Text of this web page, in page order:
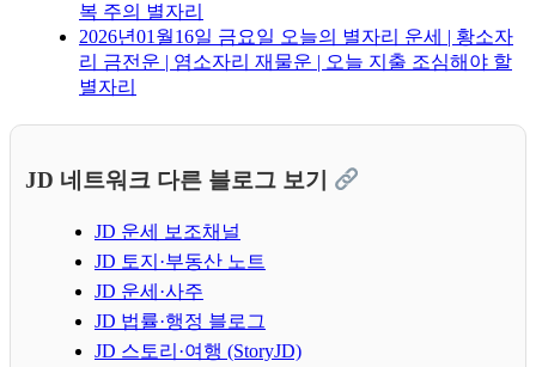
복 주의 별자리
2026년01월16일 금요일 오늘의 별자리 운세 | 황소자
리 금전운 | 염소자리 재물운 | 오늘 지출 조심해야 할
별자리
JD 네트워크 다른 블로그 보기
JD 운세 보조채널
JD 토지·부동산 노트
JD 운세·사주
JD 법률·행정 블로그
JD 스토리·여행 (StoryJD)